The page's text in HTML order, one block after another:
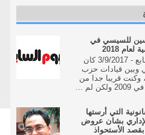
للسيسي في
2018
جريدة اليوم السابع - 3/9/2017 كان
وبين قيادات حزب
الوفد منذ 2008 ، وكنت قريبا جدا من
لم ...
التي أرستها
بشان عروض
بقصد الأستحواذ